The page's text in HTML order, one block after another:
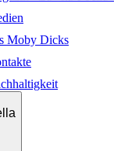
Moby Dicks